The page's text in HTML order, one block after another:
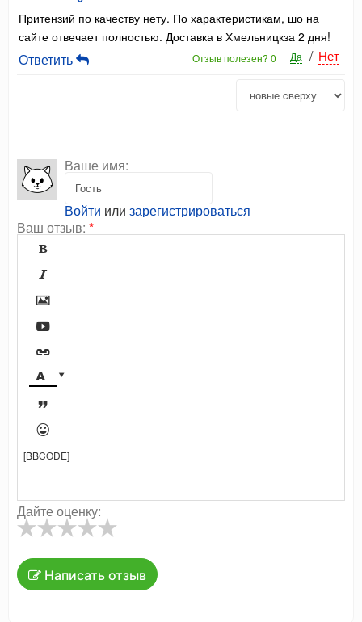
Притензий по качеству нету. По характеристикам, шо на
сайте отвечает полностью. Доставка в Хмельницкза 2 дня!
Да / Нет
Отзыв полезен?0
Ответить
Ваше имя:
Войти или зарегистрироваться
Ваш отзыв: *









[BBCODE]
Дайте оценку:
Написать отзыв